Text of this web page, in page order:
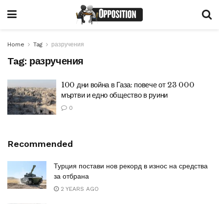
Home Tag разручения
Tag: разручения
100 дни война в Газа: повече от 23 000
мъртви и едно общество в руини
0
Recommended
Турция постави нов рекорд в износ на средства
за отбрана
2 YEARS AGO